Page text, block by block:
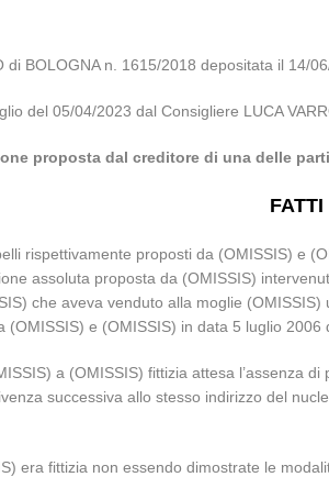
BOLOGNA n. 1615/2018 depositata il 14/
del 05/04/2023 dal Consigliere LUCA
proposta dal creditore di una delle
FATTI
rispettivamente proposti da (OMISSIS) e
assoluta proposta da (OMISSIS)
che aveva venduto alla moglie
e (OMISSIS) in data 5 luglio
a (OMISSIS) fittizia attesa l’assenza
successiva allo stesso indirizzo del
era fittizia non essendo dimostrate le